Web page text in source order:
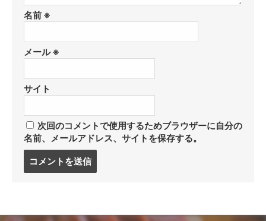
名前 ※
メール※
サイト
次回のコメントで使用するためブラウザーに自分の
名前、メールアドレス、サイトを保存する。
る